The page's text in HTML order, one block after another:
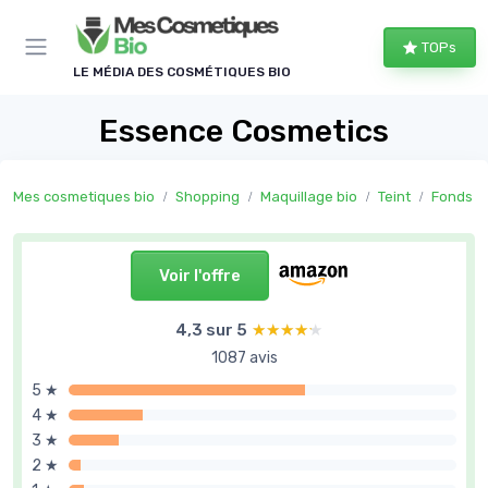
LE MÉDIA DES COSMÉTIQUES BIO
TOPs
Essence Cosmetics
Mes cosmetiques bio Shopping Maquillage bio Teint Fonds
Voir l'offre
4,3 sur 5 ★★★★★
★★★★★
1087 avis
5 ★
4 ★
3 ★
2 ★
Panneau de gestion des cookies